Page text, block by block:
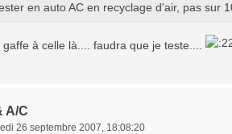
en auto AC en recyclage d'air, pas sur
à celle là.... faudra que je teste....
A/C
26 septembre 2007, 18:08:20